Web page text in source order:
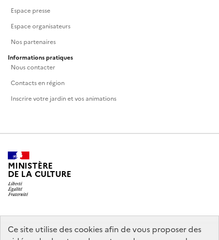
Ce site utilise des cookies afin de vous proposer des
Espace presse
Espace organisateurs
Nos partenaires
Informations pratiques
Nous contacter
Contacts en région
Inscrire votre jardin et vos animations
MINISTÈRE
DE LA CULTURE
legifrance.gouv.fr info.gouv.fr